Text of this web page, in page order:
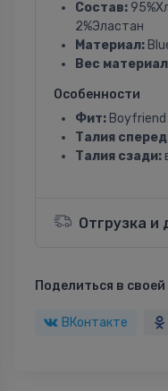
Состав:
2%Эластан
Материал:
Вес
Особенности
Фит:
Талия
Талия сзади:
Отгрузка и
Поделиться в своей
ВКонтакте